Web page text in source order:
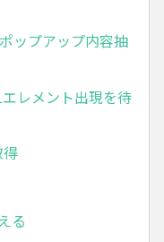
ップアップ内容抽
レメント出現を待
得
る